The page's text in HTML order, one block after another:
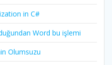
in C#
Word bu işlemi
Olumsuzu